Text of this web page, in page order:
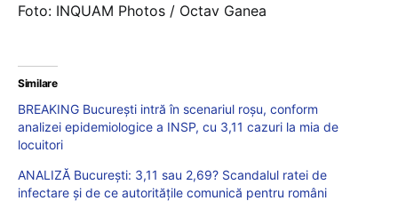
Foto: INQUAM Photos / Octav Ganea
Similare
BREAKING București intră în scenariul roșu, conform
analizei epidemiologice a INSP, cu 3,11 cazuri la mia de
locuitori
ANALIZĂ București: 3,11 sau 2,69? Scandalul ratei de
infectare și de ce autoritățile comunică pentru români